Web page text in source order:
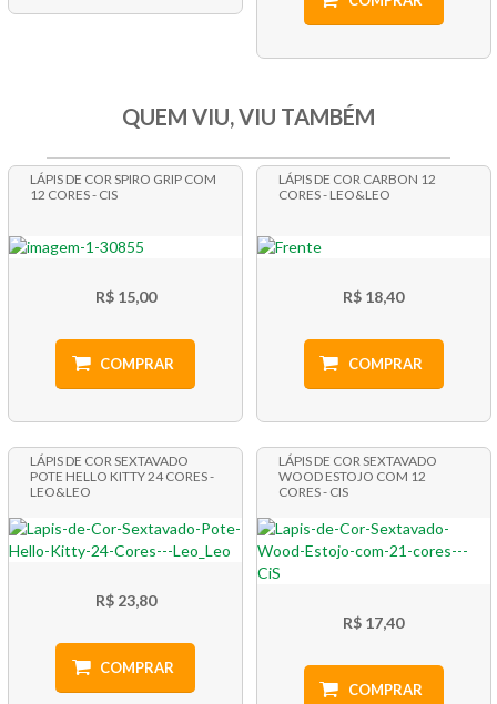
QUEM VIU, VIU TAMBÉM
LÁPIS DE COR SPIRO GRIP COM
12 CORES - CIS
R$ 15,00
COMPRAR
LÁPIS DE COR CARBON 12
CORES - LEO&LEO
R$ 18,40
COMPRAR
LÁPIS DE COR SEXTAVADO
POTE HELLO KITTY 24 CORES -
LEO&LEO
R$ 23,80
COMPRAR
LÁPIS DE COR SEXTAVADO
WOOD ESTOJO COM 12
CORES - CIS
R$ 17,40
COMPRAR